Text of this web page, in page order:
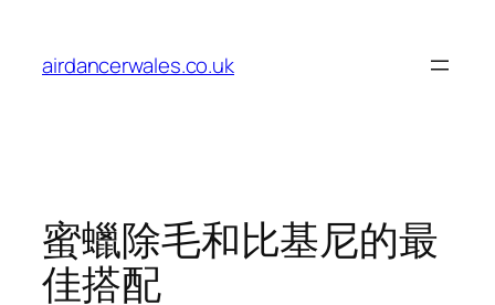
content
airdancerwales.co.uk
蜜蠟除毛和比基尼的最
佳搭配